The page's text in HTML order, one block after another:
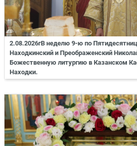
2.08.2026гВ неделю 9-ю по
Находкинский и Преображенский
Божественную литургию в Казанском
Находки.